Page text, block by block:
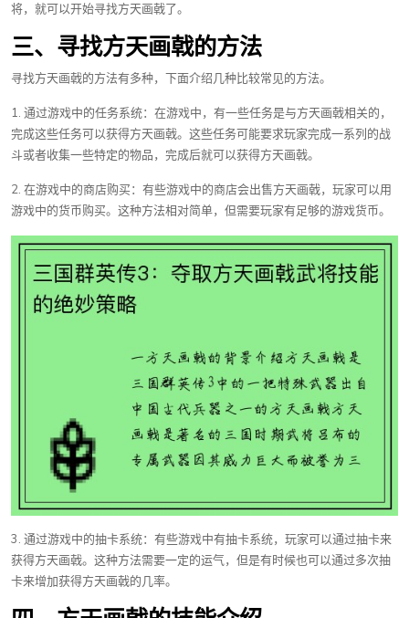
将，就可以开始寻找方天画戟了。
三、寻找方天画戟的方法
寻找方天画戟的方法有多种，下面介绍几种比较常见的方法。
1. 通过游戏中的任务系统：在游戏中，有一些任务是与方天画戟相关的，
完成这些任务可以获得方天画戟。这些任务可能要求玩家完成一系列的战
斗或者收集一些特定的物品，完成后就可以获得方天画戟。
2. 在游戏中的商店购买：有些游戏中的商店会出售方天画戟，玩家可以用
游戏中的货币购买。这种方法相对简单，但需要玩家有足够的游戏货币。
3. 通过游戏中的抽卡系统：有些游戏中有抽卡系统，玩家可以通过抽卡来
获得方天画戟。这种方法需要一定的运气，但是有时候也可以通过多次抽
卡来增加获得方天画戟的几率。